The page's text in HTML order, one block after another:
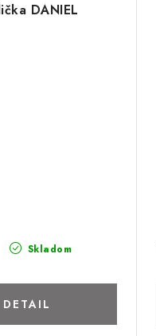
DANIEL
Skladom
DETAIL